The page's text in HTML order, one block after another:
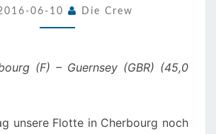
ALDERNEY
06-10 Die Crew
(F) – Guernsey (GBR) (45,0
unsere Flotte in Cherbourg noch